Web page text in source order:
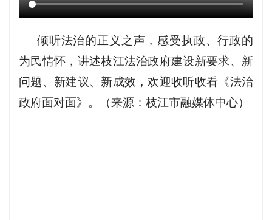
倾听法治的正义之声，感受执政、行政的
为民情怀，讲述枝江法治政府建设新要求、新
问题、新建议、新成效，欢迎收听收看《法治
政府面对面》。（来源：枝江市融媒体中心）